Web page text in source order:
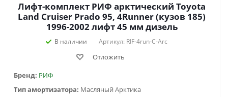
Лифт-комплект РИФ арктический Toyota
Land Cruiser Prado 95, 4Runner (кузов 185)
1996-2002 лифт 45 мм дизель
В наличии Артикул: RIF-4run-C-Arc
Отложить
Бренд: РИФ
Тип амортизатора: Масляный Арктика